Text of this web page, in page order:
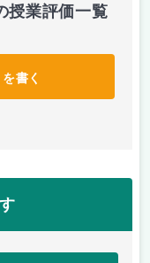
授業評価一覧
書く